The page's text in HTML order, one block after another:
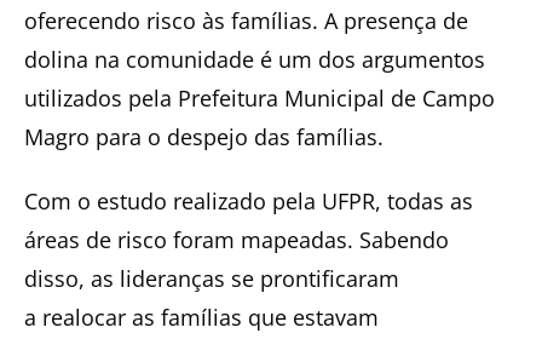
oferecendo risco às famílias. A presença de
dolina na comunidade é um dos argumentos
utilizados pela Prefeitura Municipal de Campo
Magro para o despejo das famílias.
Com o estudo realizado pela UFPR, todas as
áreas de risco foram mapeadas. Sabendo
disso, as lideranças se prontificaram
a realocar as famílias que estavam